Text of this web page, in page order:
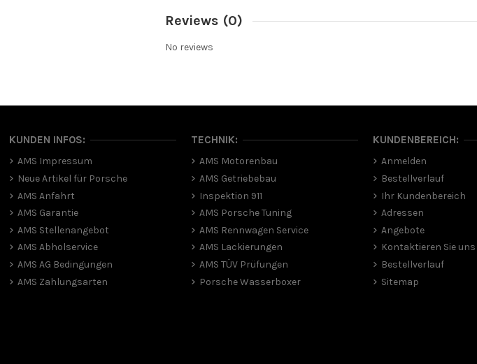
Reviews (0)
No reviews
KUNDEN INFOS:
AMS Impressum
Neue Artikel für Porsche
AMS Anfahrt
AMS Garantie
AMS Stellenangebot
AMS Abholservice
AMS AG Bedingungen
AMS Zahlungsarten
TECHNIK:
AMS Motorenbau
AMS Getriebebau
Inspektion 911
AMS Porsche Tuning
AMS Rennwagen Service
AMS Lackierungen
AMS TÜV Prüfungen
Porsche Wasserboxer
KUNDENBEREICH:
Anmelden
Bestellverlauf
Ihr Kundenbereich
Adressen
Angebote
Kontaktieren Sie uns
Bestellverlauf
Sitemap